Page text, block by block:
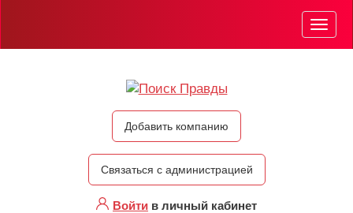
Добавить компанию
Связаться с администрацией
Войти в личный кабинет
Меню